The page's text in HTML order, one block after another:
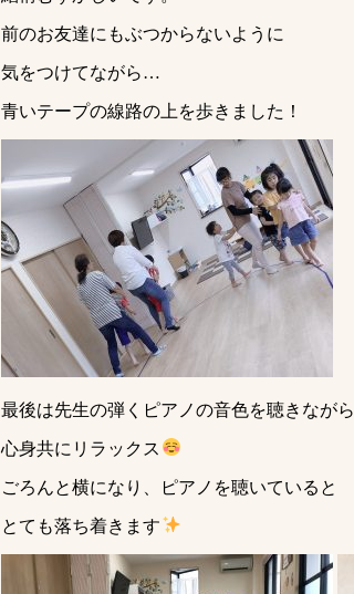
前のお友達にもぶつからないように
気をつけてながら…
青いテープの線路の上を歩きました！
最後は先生の弾くピアノの音色を聴きながら
心身共にリラックス
ごろんと横になり、ピアノを聴いていると
とても落ち着きます